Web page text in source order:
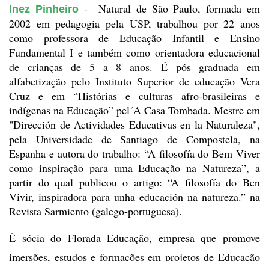
Inez Pinheiro -  Natural de São Paulo, formada em
2002 em pedagogia pela USP, trabalhou por 22 anos
como professora de Educação Infantil e Ensino
Fundamental I e também como orientadora educacional
de crianças de 5 a 8 anos. É pós graduada em
alfabetização pelo Instituto Superior de educação Vera
Cruz e em “Histórias e culturas afro-brasileiras e
indígenas na Educação” pel´A Casa Tombada. Mestre em
"Dirección de Actividades Educativas en la Naturaleza",
pela Universidade de Santiago de Compostela, na
Espanha e autora do trabalho: “A filosofía do Bem Viver
como inspiração para uma Educação na Natureza”, a
partir do qual publicou o artigo: “A filosofía do Ben
Vivir, inspiradora para unha educación na natureza.” na
Revista Sarmiento (galego-portuguesa).
É sócia do Florada Educação, empresa que promove
imersões, estudos e formações em projetos de Educação